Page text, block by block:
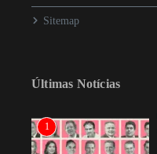
Sitemap
Últimas Notícias
1